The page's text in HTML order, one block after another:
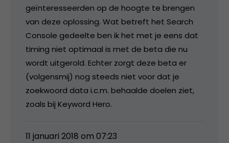
geïnteresseerden op de hoogte te brengen
van deze oplossing. Wat betreft het Search
Console gedeelte ben ik het met je eens dat
timing niet optimaal is met de beta die nu
wordt uitgerold. Echter zorgt deze beta er
(volgensmij) nog steeds niet voor dat je
zoekwoord data i.c.m. behaalde doelen ziet,
zoals bij Keyword Hero.
11 januari 2018 om 07:23